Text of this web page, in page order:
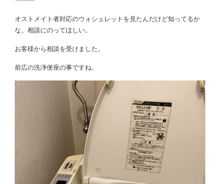
オストメイト者対応のウォシュレットを見たんだけど知ってるか
な。相談にのってほしい。
お客様から相談を受けました。
前広の洗浄便座の事ですね。